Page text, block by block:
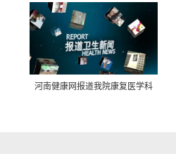
河南健康网报道我院康复医学科